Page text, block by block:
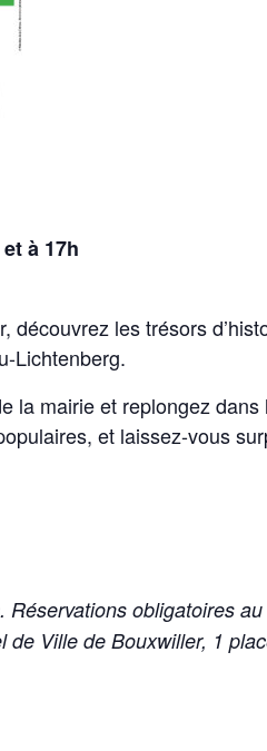
à 17h
découvrez les trésors
Lichtenberg.
la mairie et replongez
et laissez-vous
. Réservations obligatoires
Ville de Bouxwiller, 1